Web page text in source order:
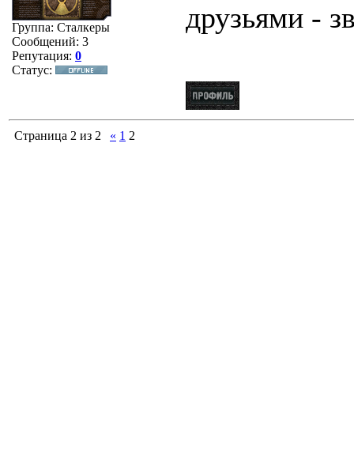
<a
Группа: Сталкеры
Сообщений: 3
Репутация: 0
Статус:
друзьями -
Страница 2 из 2 « 1 2